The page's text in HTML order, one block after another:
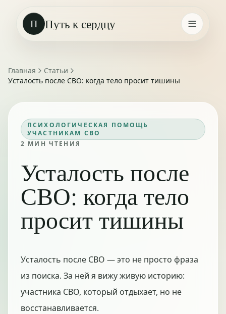
П Путь к сердцу
Главная
Статьи
Усталость после СВО: когда тело просит тишины
ПСИХОЛОГИЧЕСКАЯ ПОМОЩЬ
УЧАСТНИКАМ СВО
2 МИН ЧТЕНИЯ
Усталость после
СВО: когда тело
просит тишины
Усталость после СВО — это не просто фраза
из поиска. За ней я вижу живую историю:
участника СВО, который отдыхает, но не
восстанавливается.